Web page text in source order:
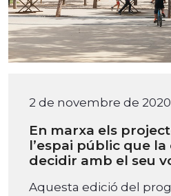
2 de novembre de 2020
En marxa els
l’espai públic que
decidir amb el seu
Aquesta edició del